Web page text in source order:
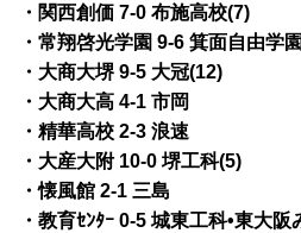
・関西創価 7-0 布施高校(7)
・常翔啓光学園 9-6 箕面自由学
・大商大堺 9-5 大冠(12)
・大商大高 4-1 市岡
・精華高校 2-3 浪速
・大産大附 10-0 堺工科(5)
・懐風館 2-1 三島
・教育ｾﾝﾀｰ 0-5 城東工科•東大